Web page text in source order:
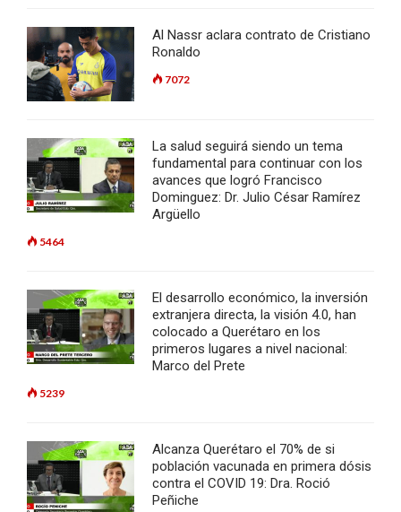
Al Nassr aclara contrato de Cristiano
Ronaldo
7072
La salud seguirá siendo un tema
fundamental para continuar con los
avances que logró Francisco
Dominguez: Dr. Julio César Ramírez
Argüello
5464
El desarrollo económico, la inversión
extranjera directa, la visión 4.0, han
colocado a Querétaro en los
primeros lugares a nivel nacional:
Marco del Prete
5239
Alcanza Querétaro el 70% de si
población vacunada en primera dósis
contra el COVID 19: Dra. Roció
Peñiche